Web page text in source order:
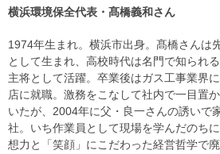
横浜環境保全代表・ 髙橋義和さん
1974年生まれ。横浜市出身。髙橋さんは
として生まれ、高校時代は名門で知られ
主将として活躍。卒業後はガス工事業界
店に就職。激務をこなして社内で一目置
いたが、2004年に父・良一さんの誘いで
社。いち作業員として現場を学んだのち
想力と「笑顔」にこだわった経営哲学で